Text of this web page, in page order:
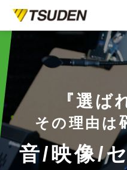
サー
選ば
お
『選ば
その理由は
音/映像/